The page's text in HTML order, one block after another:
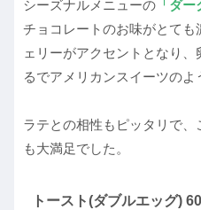
シーズナルメニューの 「ダ
チョコレートのお味がとて
ェリーがアクセントとなり
るでアメリカンスイーツのよ
ラテとの相性もピッタリで
も大満足でした。
トースト(ダブルエッグ)